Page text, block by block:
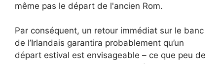
même pas le départ de l'ancien Rom.
Par conséquent, un retour immédiat sur le banc
de l’Irlandais garantira probablement qu’un
départ estival est envisageable – ce que peu de